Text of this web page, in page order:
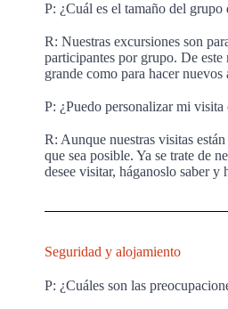
P: ¿Cuál es el tamaño del grupo
R: Nuestras excursiones son
participantes por grupo. De
grande como para hacer nuevos
P: ¿Puedo personalizar mi
R: Aunque nuestras visitas
que sea posible. Ya se trate de
desee visitar, háganoslo saber y
Seguridad y alojamiento
P: ¿Cuáles son las